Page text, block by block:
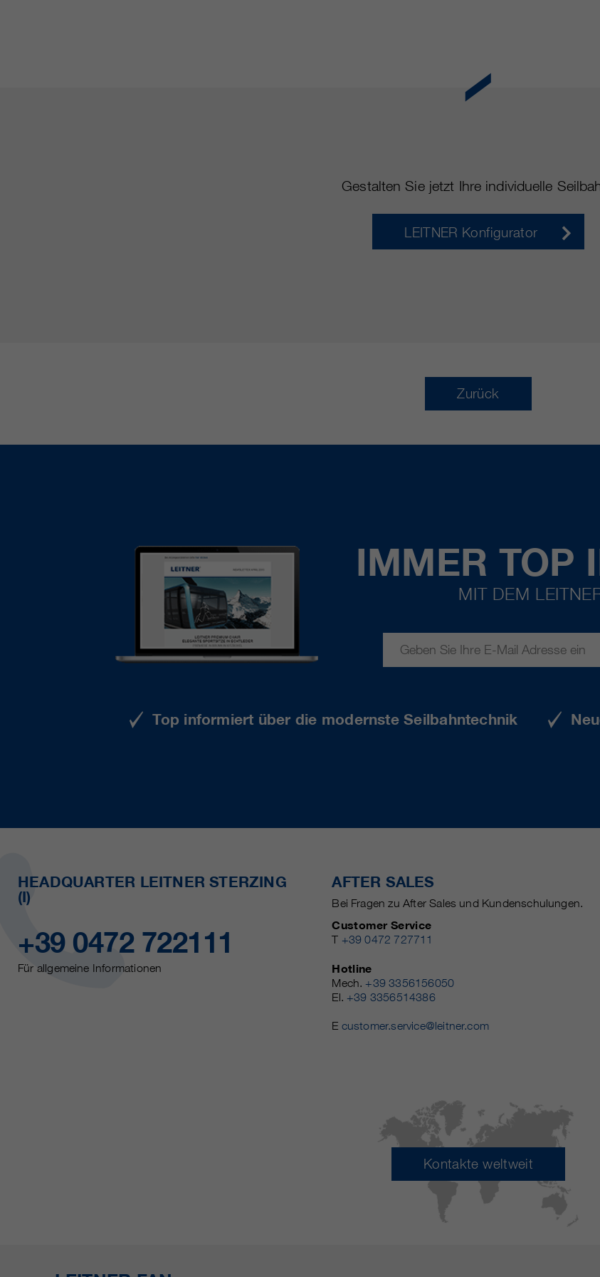
Gestalten Sie jetzt Ihre individuelle
LEITNER Konfigurator
Zurück
IMMER TOP
MIT DEM
Top informiert über die modernste Seilbahntechnik
HEADQUARTER LEITNER STERZING
(I)
+39 0472 722111
Für allgemeine Informationen
AFTER SALES
Bei Fragen zu After Sales und Kundenschulungen.
Customer Service
T +39 0472 727711
Hotline
Mech. +39 3356156050
El. +39 3356514386
E customer.service@leitner.com
Kontakte weltweit